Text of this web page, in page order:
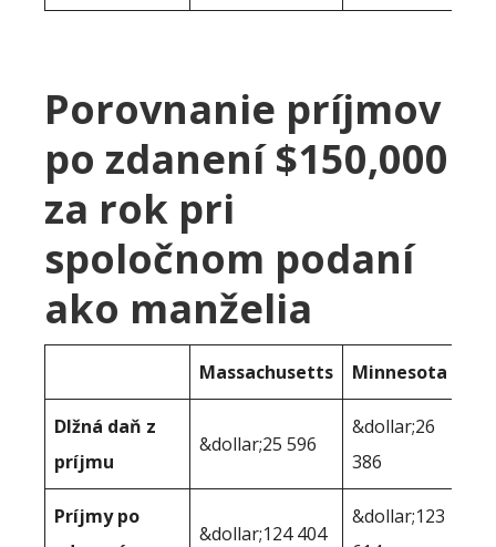
Porovnanie príjmov
po zdanení $150,000
za rok pri
spoločnom podaní
ako manželia
Massachusetts Minnesota
Dlžná daň z
príjmu
&dollar;25 596
&dollar;26
386
Príjmy po
&dollar;124 404
&dollar;123